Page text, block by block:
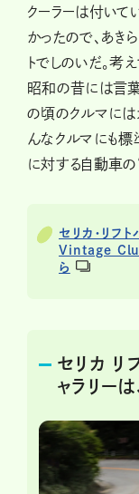
クーラーは付いて
かったので、あき
トでしのいだ。考
昭和の昔には言葉
の頃のクルマには
んなクルマにも
に対する自動車の
セリカ・リフ
Vintage
ら
セリカ リ
ャラリーは